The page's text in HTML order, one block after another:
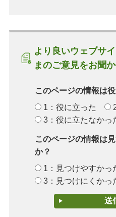
より良いウェブサ
まのご意見をお聞
このページの情報は
1：役に立った
3：役に立たなかっ
このページの情報は
か？
1：見つけやすかっ
3：見つけにくかっ